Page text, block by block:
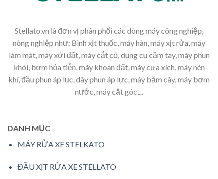
Stellato.vn là đơn vị phân phối các dòng máy công nghiệp,
nông nghiệp như: Bình xịt thuốc, máy hàn, máy xịt rửa, máy
làm mát, máy xới đất, máy cắt cỏ, dụng cụ cầm tay, máy phun
khói, bơm hỏa tiễn, máy khoan đất, máy cưa xích, máy nén
khí, đầu phun áp lục, dây phun áp lực, máy băm cây, máy bơm
nước, máy cắt góc,...
DANH MỤC
MÁY RỬA XE STELKATO
ĐẦU XỊT RỬA XE STELLATO